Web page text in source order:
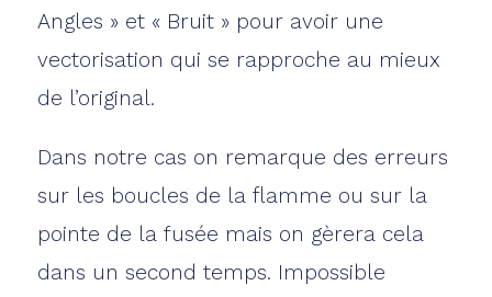
Angles » et « Bruit » pour avoir une
vectorisation qui se rapproche au mieux
de l’original.
Dans notre cas on remarque des erreurs
sur les boucles de la flamme ou sur la
pointe de la fusée mais on gèrera cela
dans un second temps. Impossible